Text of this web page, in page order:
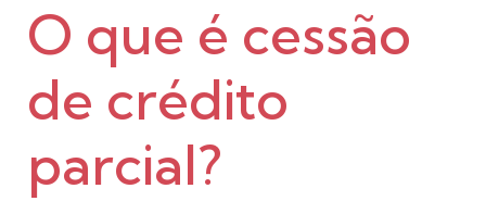
O que é cessão
de crédito
parcial?